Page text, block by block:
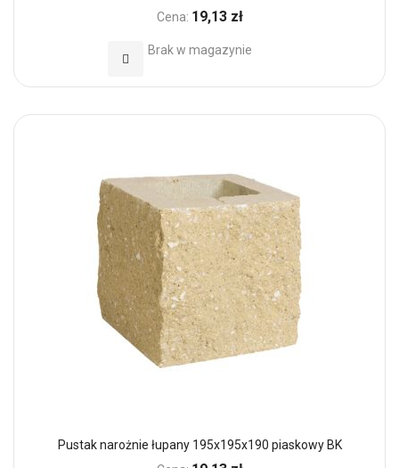
Cena: 19,13 zł
Brak w magazynie
Dodaj do Ulubionych
Pustak narożnie łupany 195x195x190 piaskowy BK